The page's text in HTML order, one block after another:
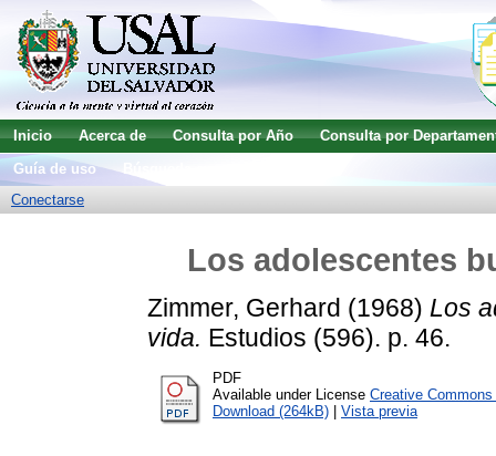
Inicio Acerca de Consulta por Año
Consulta por
Guía de uso
Conectarse
Los adolescentes
Zimmer, Gerhard (1968) Los
vida. Estudios (596). p. 46.
PDF
Available under License Creative
Download (264kB)
Vista previa